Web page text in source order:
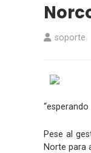
soporte
Pese al
Norte para